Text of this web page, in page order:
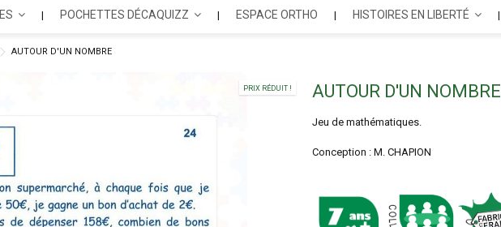
POCHETTES DÉCAQUIZZ ESPACE ORTHO HISTOIRES EN LIBERTÉ
AUTOUR D'UN NOMBRE
PRIX RÉDUIT ! AUTOUR D'UN NOMBRE
Jeu de mathématiques.
Conception : M. CHAPION